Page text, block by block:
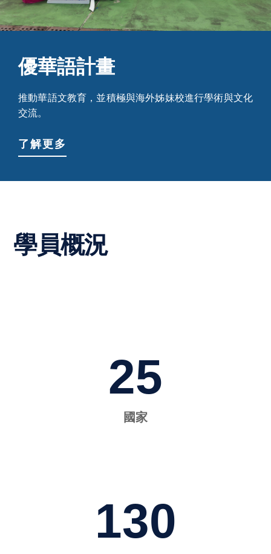
優華語計畫
推動華語文教育，並積極與海外姊妹校進行學術與文化
交流。
了解更多
學員概況
25
國家
130